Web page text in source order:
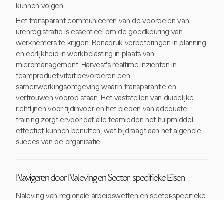
kunnen volgen.
Het transparant communiceren van de voordelen van
urenregistratie is essentieel om de goedkeuring van
werknemers te krijgen. Benadruk verbeteringen in planning
en eerlijkheid in werkbelasting in plaats van
micromanagement. Harvest's realtime inzichten in
teamproductiviteit bevorderen een
samenwerkingsomgeving waarin transparantie en
vertrouwen voorop staan. Het vaststellen van duidelijke
richtlijnen voor tijdinvoer en het bieden van adequate
training zorgt ervoor dat alle teamleden het hulpmiddel
effectief kunnen benutten, wat bijdraagt aan het algehele
succes van de organisatie.
Navigeren door Naleving en Sector-specifieke Eisen
Naleving van regionale arbeidswetten en sector-specifieke